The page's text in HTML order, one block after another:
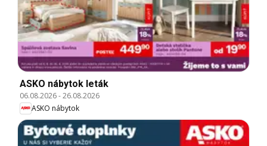
ASKO nábytok leták
06.08.2026-26.08.2026
ASKO nábytok